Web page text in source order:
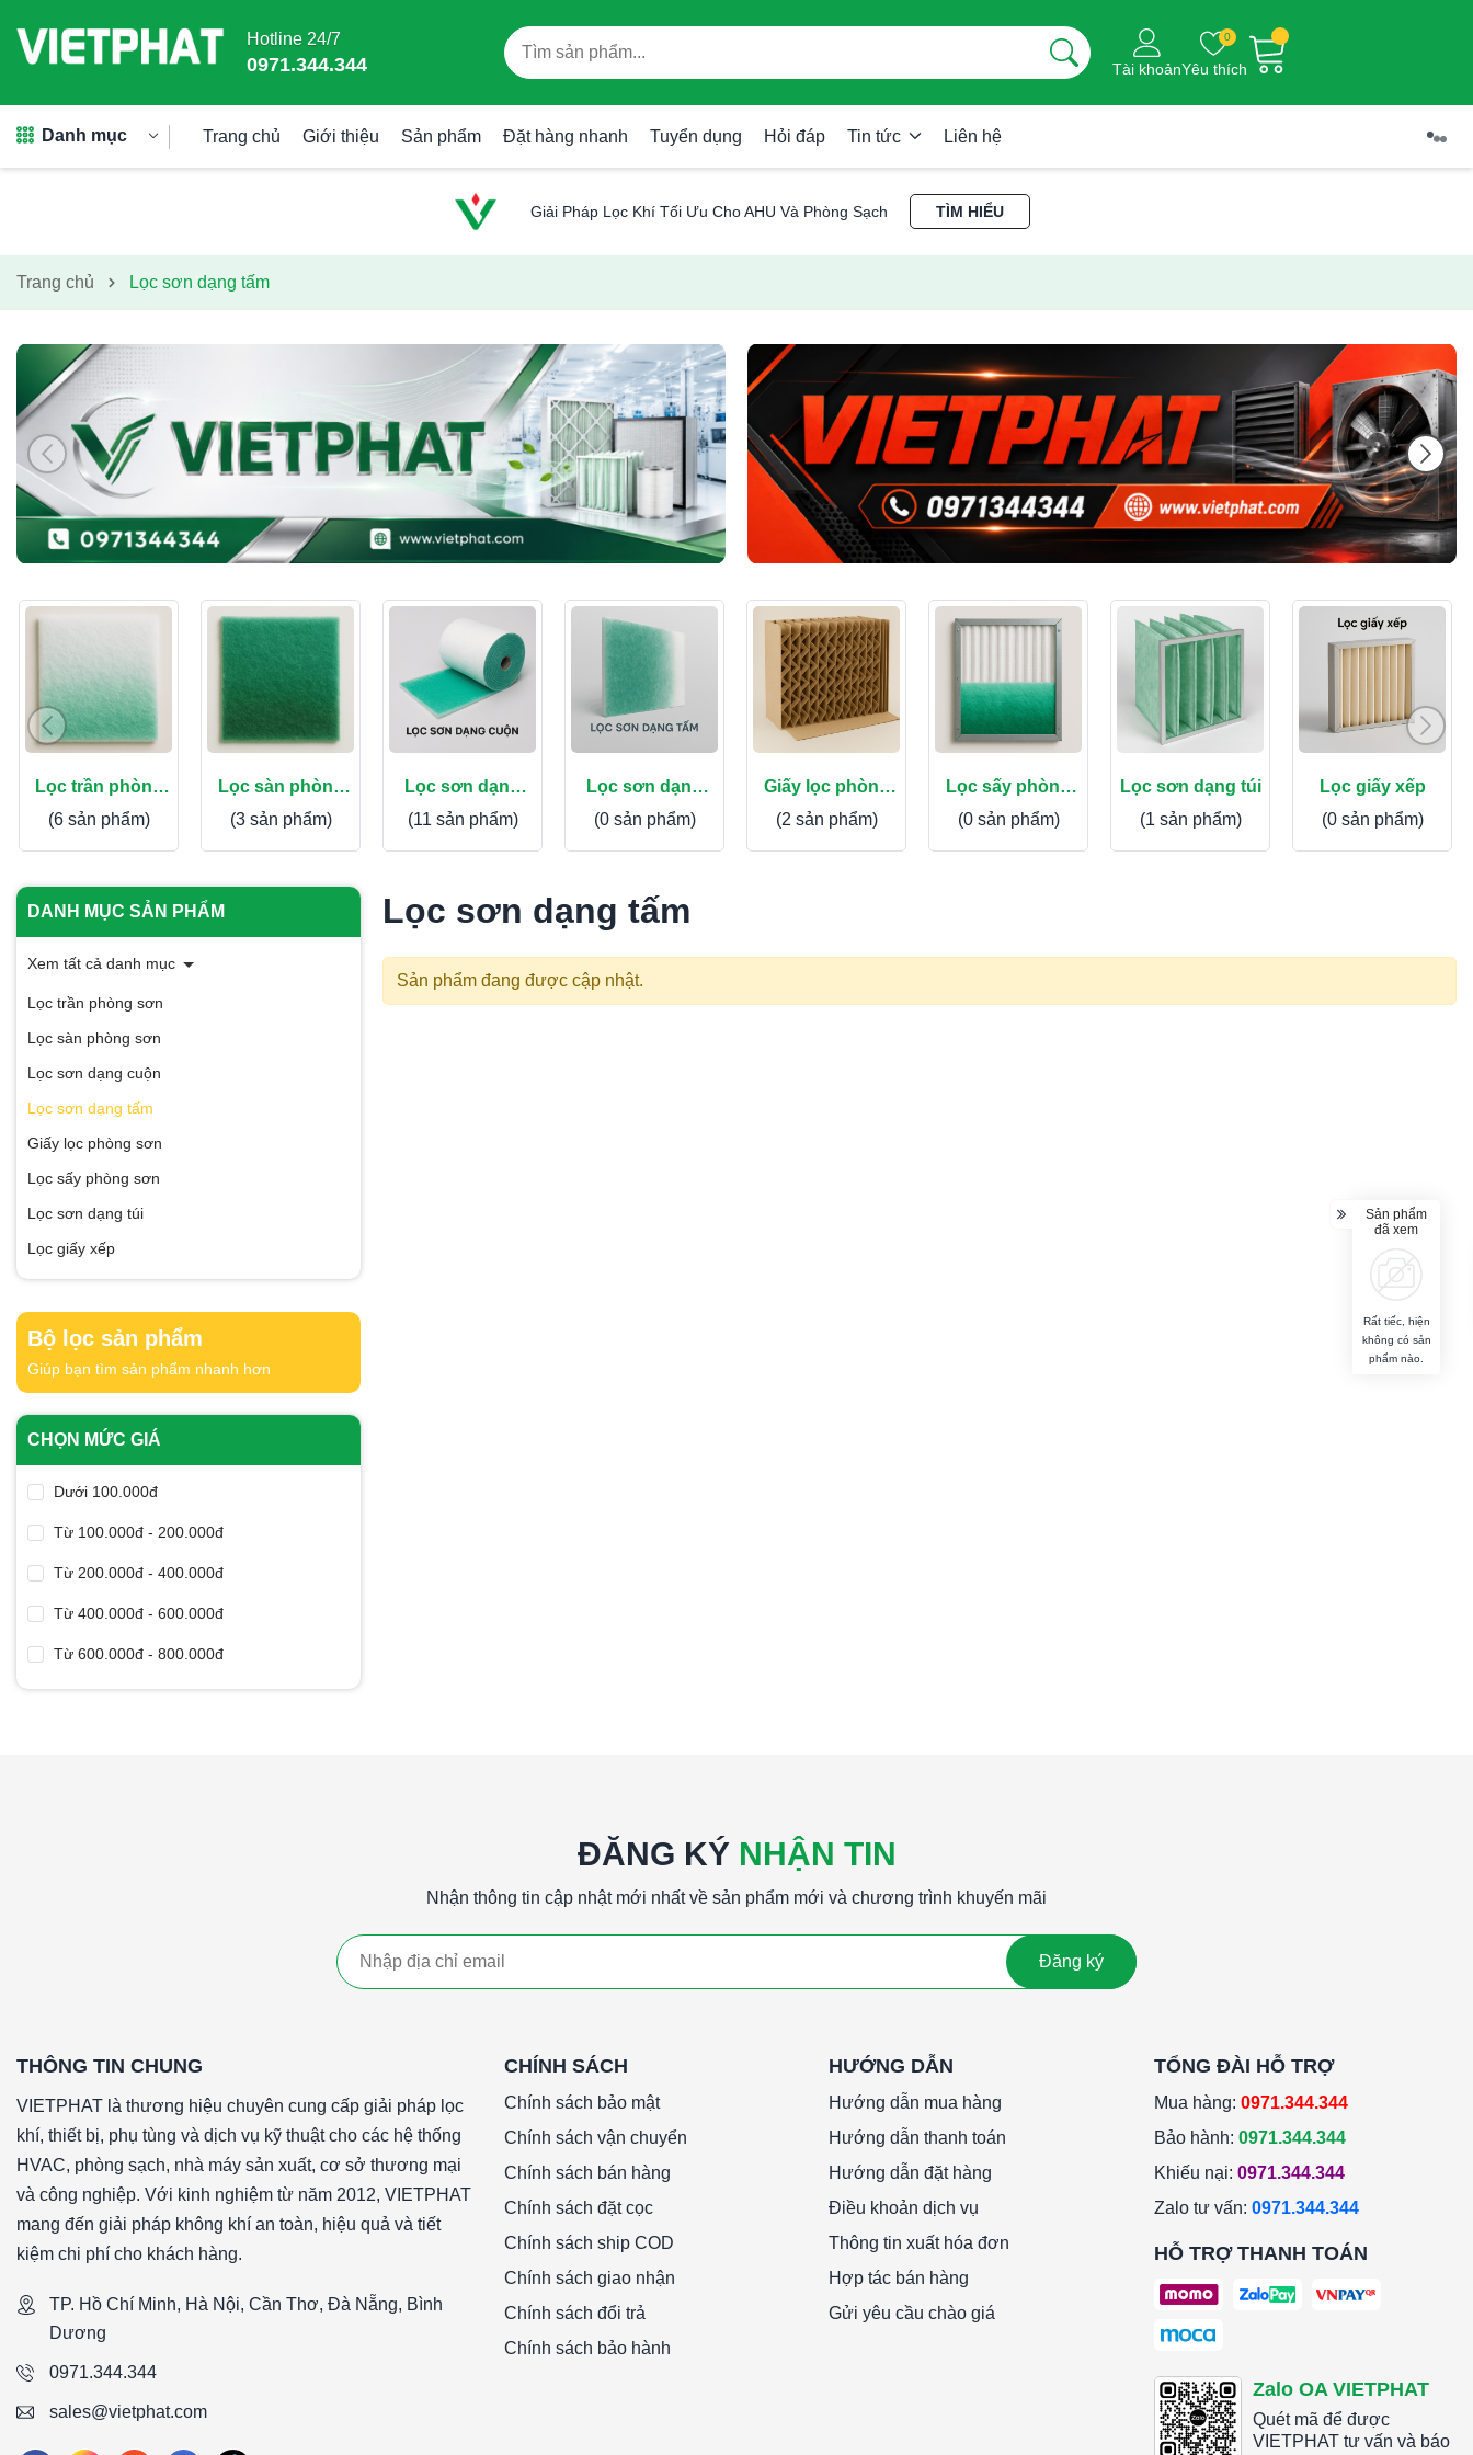
Hotline 24/7
0971.344.344 Tài khoản
0
Yêu thích
Danh mục Trang chủ Giới thiệu Sản phẩm Đặt hàng nhanh Tuyển dụng Hỏi đáp Tin tức Liên hệ
Giải Pháp Lọc Khí Tối Ưu Cho AHU Và Phòng Sạch TÌM HIỂU
Trang chủ Lọc sơn dạng tấm
Lọc trần phòng
sơn
(6 sản phẩm)
Lọc sàn phòng
sơn
(3 sản phẩm)
Lọc sơn dạng
cuộn
(11 sản phẩm)
Lọc sơn dạng
tấm
(0 sản phẩm)
Giấy lọc phòng
sơn
(2 sản phẩm)
Lọc sấy phòng
sơn
(0 sản phẩm)
Lọc sơn dạng túi
(1 sản phẩm)
Lọc giấy xếp
(0 sản phẩm)
DANH MỤC SẢN PHẨM
Xem tất cả danh mục
Lọc trần phòng sơn
Lọc sàn phòng sơn
Lọc sơn dạng cuộn
Lọc sơn dạng tấm
Giấy lọc phòng sơn
Lọc sấy phòng sơn
Lọc sơn dạng túi
Lọc giấy xếp
Bộ lọc sản phẩm
Giúp bạn tìm sản phẩm nhanh hơn
CHỌN MỨC GIÁ
Dưới 100.000đ
Từ 100.000đ - 200.000đ
Từ 200.000đ - 400.000đ
Từ 400.000đ - 600.000đ
Từ 600.000đ - 800.000đ
Từ 800.000đ - 1 triệu
Lọc sơn dạng tấm
Sản phẩm đang được cập nhật.
ĐĂNG KÝ NHẬN TIN
Nhận thông tin cập nhật mới nhất về sản phẩm mới và chương trình khuyến mãi
Đăng ký
THÔNG TIN CHUNG
VIETPHAT là thương hiệu chuyên cung cấp giải pháp lọc
khí, thiết bị, phụ tùng và dịch vụ kỹ thuật cho các hệ thống
HVAC, phòng sạch, nhà máy sản xuất, cơ sở thương mại
và công nghiệp. Với kinh nghiệm từ năm 2012, VIETPHAT
mang đến giải pháp không khí an toàn, hiệu quả và tiết
kiệm chi phí cho khách hàng.
TP. Hồ Chí Minh, Hà Nội, Cần Thơ, Đà Nẵng, Bình
Dương
0971.344.344
sales@vietphat.com
CHÍNH SÁCH
Chính sách bảo mật
Chính sách vận chuyển
Chính sách bán hàng
Chính sách đặt cọc
Chính sách ship COD
Chính sách giao nhận
Chính sách đổi trả
Chính sách bảo hành
HƯỚNG DẪN
Hướng dẫn mua hàng
Hướng dẫn thanh toán
Hướng dẫn đặt hàng
Điều khoản dịch vụ
Thông tin xuất hóa đơn
Hợp tác bán hàng
Gửi yêu cầu chào giá
TỔNG ĐÀI HỖ TRỢ
Mua hàng: 0971.344.344
Bảo hành: 0971.344.344
Khiếu nại: 0971.344.344
Zalo tư vấn: 0971.344.344
HỖ TRỢ THANH TOÁN
Zalo OA VIETPHAT
Quét mã để được
VIETPHAT tư vấn và báo
Sản phẩm
đã xem
Rất tiếc, hiện
không có sản
phẩm nào.